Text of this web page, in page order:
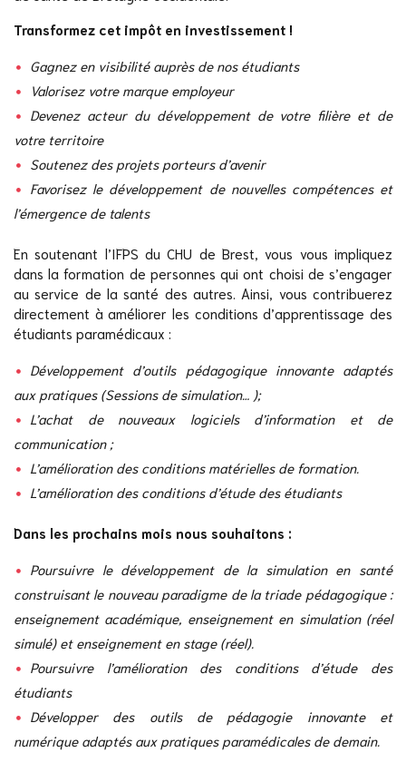
Transformez cet impôt en investissement !
Gagnez en visibilité auprès de nos étudiants
Valorisez votre marque employeur
Devenez acteur du développement de votre filière et de
votre territoire
Soutenez des projets porteurs d’avenir
Favorisez le développement de nouvelles compétences et
l’émergence de talents
En soutenant l’IFPS du CHU de Brest, vous vous impliquez
dans la formation de personnes qui ont choisi de s’engager
au service de la santé des autres. Ainsi, vous contribuerez
directement à améliorer les conditions d’apprentissage des
étudiants paramédicaux :
Développement d’outils pédagogique innovante adaptés
aux pratiques (Sessions de simulation… );
L’achat de nouveaux logiciels d’information et de
communication ;
L’amélioration des conditions matérielles de formation.
L’amélioration des conditions d’étude des étudiants
Dans les prochains mois nous souhaitons :
Poursuivre le développement de la simulation en santé
construisant le nouveau paradigme de la triade pédagogique :
enseignement académique, enseignement en simulation (réel
simulé) et enseignement en stage (réel).
Poursuivre l’amélioration des conditions d’étude des
étudiants
Développer des outils de pédagogie innovante et
numérique adaptés aux pratiques paramédicales de demain.